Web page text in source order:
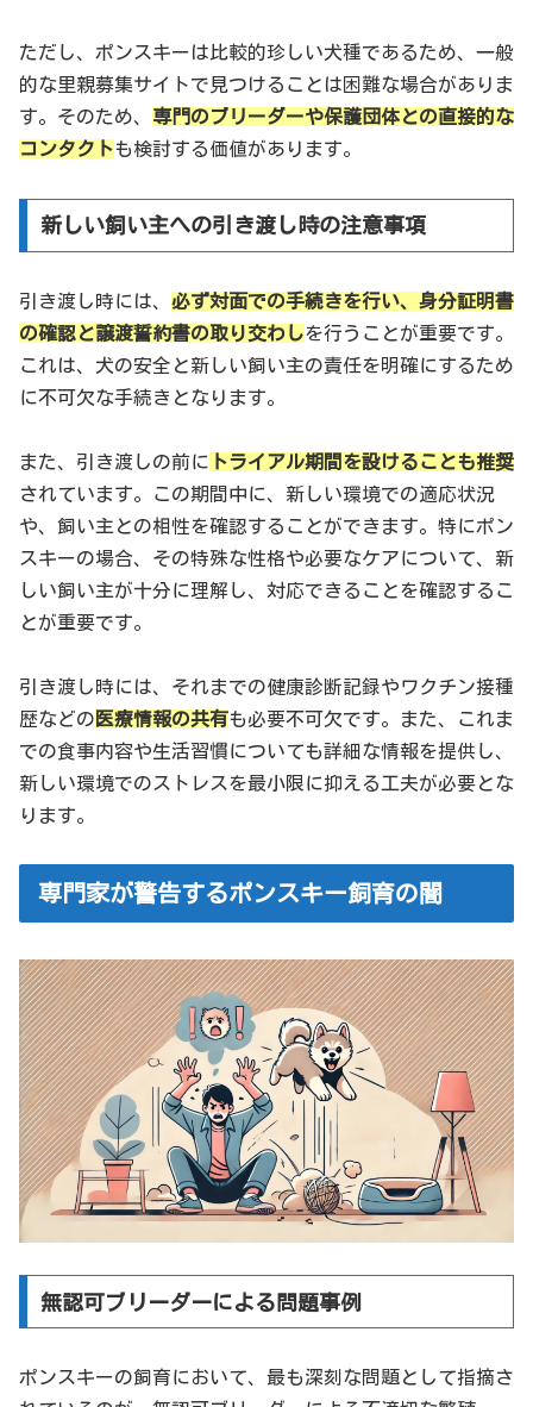
ただし、ポンスキーは比較的珍しい犬種であるため、一般
的な里親募集サイトで見つけることは困難な場合がありま
す。そのため、 専門のブリーダーや保護団体との直接的な
コンタクトも検討する価値があります。
新しい飼い主への引き渡し時の注意事項
引き渡し時には、 必ず対面での手続きを行い、身分証明書
の確認と譲渡誓約書の取り交わしを行うことが重要です。
これは、犬の安全と新しい飼い主の責任を明確にするため
に不可欠な手続きとなります。
また、引き渡しの前に トライアル期間を設けることも推奨
されています。この期間中に、新しい環境での適応状況
や、飼い主との相性を確認することができます。特にポン
スキーの場合、その特殊な性格や必要なケアについて、新
しい飼い主が十分に理解し、対応できることを確認するこ
とが重要です。
引き渡し時には、それまでの健康診断記録やワクチン接種
歴などの 医療情報の共有も必要不可欠です。また、これま
での食事内容や生活習慣についても詳細な情報を提供し、
新しい環境でのストレスを最小限に抑える工夫が必要とな
ります。
専門家が警告するポンスキー飼育の闇
無認可ブリーダーによる問題事例
ポンスキーの飼育において、最も深刻な問題として指摘さ